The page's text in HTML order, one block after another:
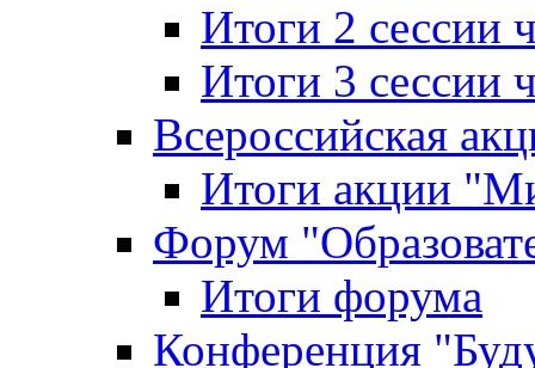
Итоги 2 сессии
Итоги 3 сессии
Всероссийская
Итоги акции
Форум
Итоги форума
Конференция